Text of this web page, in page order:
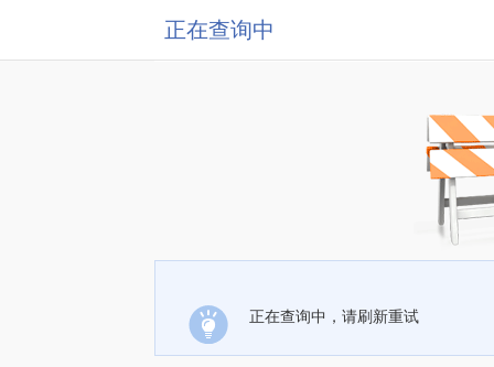
正在查询中
正在查询中，请刷新重试